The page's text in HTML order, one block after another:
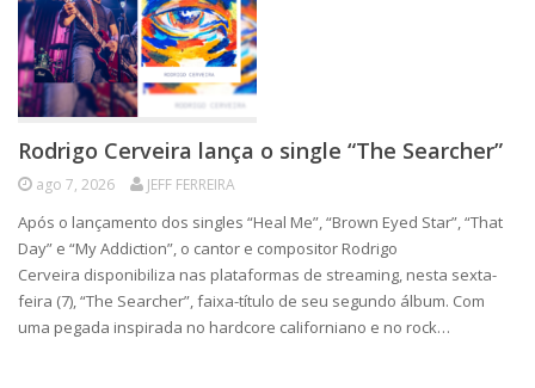
Rodrigo Cerveira lança o single “The Searcher”
ago 7, 2026 JEFF FERREIRA
Após o lançamento dos singles “Heal Me”, “Brown Eyed Star”, “That
Day” e “My Addiction”, o cantor e compositor Rodrigo
Cerveira disponibiliza nas plataformas de streaming, nesta sexta-
feira (7), “The Searcher”, faixa-título de seu segundo álbum. Com
uma pegada inspirada no hardcore californiano e no rock…